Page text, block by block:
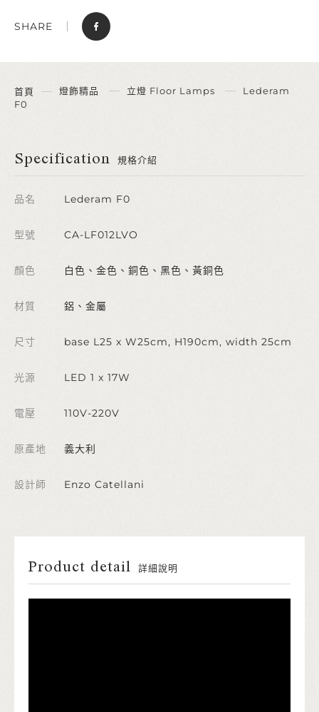
SHARE
首頁 燈飾精品 立燈 Floor Lamps
Lederam
F0
Specification 規格介紹
品名 Lederam F0
型號 CA-LF012LVO
顏色 白色、金色、銅色、黑色、黃銅色
材質 鋁、金屬
尺寸 base L25 x W25cm, H190cm, width 25cm
光源 LED 1 x 17W
電壓 110V-220V
原產地 義大利
設計師 Enzo Catellani
Product detail 詳細說明